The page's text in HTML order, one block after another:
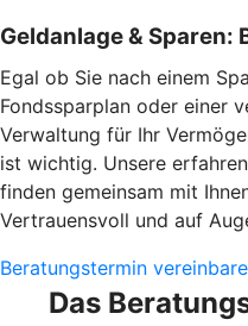
Geldanlage & Sparen:
Egal ob Sie nach einem
Fondssparplan oder einer
Verwaltung für Ihr
ist wichtig. Unsere
finden gemeinsam mit
Vertrauensvoll und auf
Beratungstermin
Das